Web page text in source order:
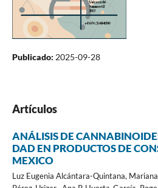
Publicado: 2025-09-28
Artículos
ANÁLISIS DE
DAD EN PRODUCTOS DE
MEXICO
Luz Eugenia Alcántara-Quintana,